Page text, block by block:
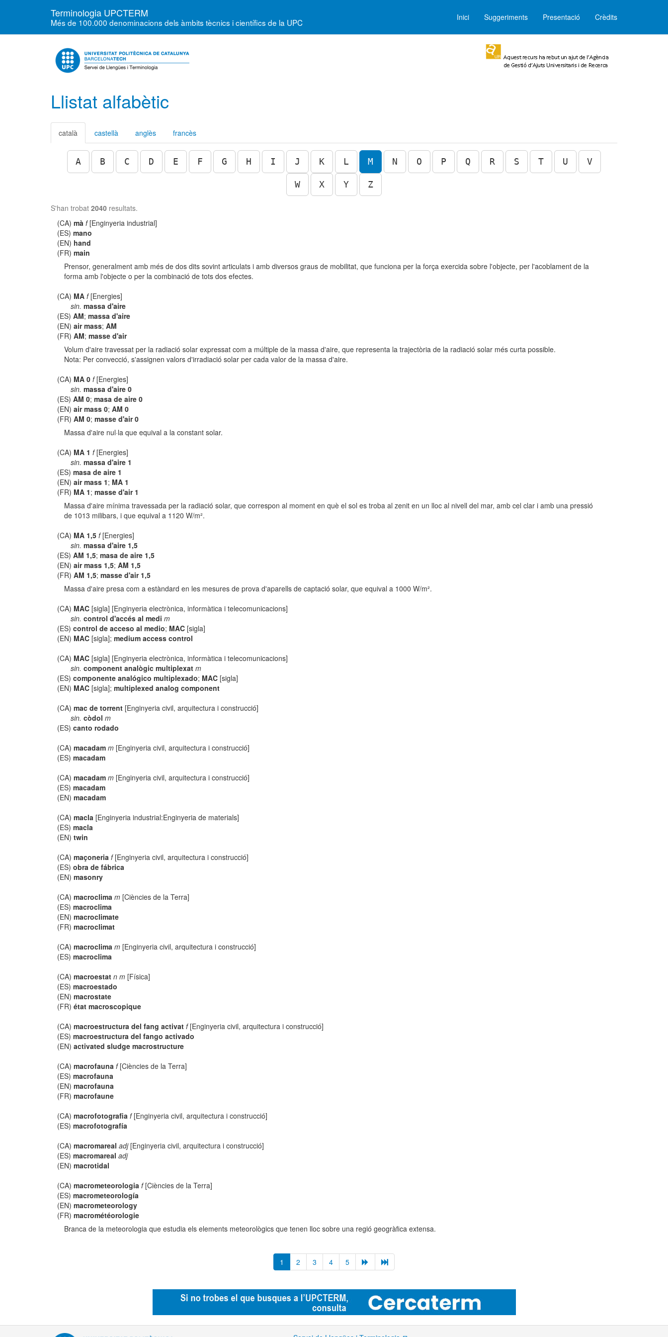
Terminologia UPCTERM
Més de 100.000 denominacions dels àmbits tècnics i científics de la UPC Inici Suggeriments Presentació Crèdits
Llistat alfabètic
català castellà anglès francès
A B C D E F G H I J K L M N O P Q R S T U V
W X Y Z
S'han trobat 2040 resultats.
(CA)mà f[Enginyeria industrial]
(ES)mano
(EN) hand
(FR)main
Prensor, generalment amb més de dos dits sovint articulats i amb diversos graus de mobilitat, que funciona per la força exercida sobre l'objecte, per l'acoblament de la
forma amb l'objecte o per la combinació de tots dos efectes.
(CA) MA f[Energies]
sin. massa d'aire
(ES)AM;massa d'aire
(EN)air mass;AM
(FR)AM;masse d'air
Volum d'aire travessat per la radiació solar expressat com a múltiple de la massa d'aire, que representa la trajectòria de la radiació solar més curta possible.
Nota: Per convecció, s'assignen valors d'irradiació solar per cada valor de la massa d'aire.
(CA) MA 0 f[Energies]
sin. massa d'aire 0
(ES)AM 0;masa de aire 0
(EN)air mass 0;AM 0
(FR)AM 0;masse d'air 0
Massa d'aire nul·la que equival a la constant solar.
(CA) MA 1 f[Energies]
sin. massa d'aire 1
(ES)masa de aire 1
(EN)air mass 1; MA 1
(FR) MA 1;masse d'air 1
Massa d'aire mínima travessada per la radiació solar, que correspon al moment en què el sol es troba al zenit en un lloc al nivell del mar, amb cel clar i amb una pressió
de 1013 milibars, i que equival a 1120 W/m².
(CA) MA 1,5 f[Energies]
sin. massa d'aire 1,5
(ES)AM 1,5;masa de aire 1,5
(EN)air mass 1,5;AM 1,5
(FR)AM 1,5;masse d'air 1,5
Massa d'aire presa com a estàndard en les mesures de prova d'aparells de captació solar, que equival a 1000 W/m².
(CA) MAC [sigla] [Enginyeria electrònica, informàtica i telecomunicacions]
sin. control d'accés al medi m
(ES)control de acceso al medio; MAC [sigla]
(EN) MAC [sigla];medium access control
(CA) MAC [sigla] [Enginyeria electrònica, informàtica i telecomunicacions]
sin. component analògic multiplexat m
(ES)componente analógico multiplexado; MAC [sigla]
(EN) MAC [sigla];multiplexed analog component
(CA)mac de torrent [Enginyeria civil, arquitectura i construcció]
sin. còdol m
(ES)canto rodado
(CA)macadam m [Enginyeria civil, arquitectura i construcció]
(ES)macadam
(CA)macadam m [Enginyeria civil, arquitectura i construcció]
(ES)macadam
(EN)macadam
(CA)macla [Enginyeria industrial:Enginyeria de materials]
(ES)macla
(EN)twin
(CA)maçoneria f[Enginyeria civil, arquitectura i construcció]
(ES)obra de fábrica
(EN)masonry
(CA)macroclima m [Ciències de la Terra]
(ES)macroclima
(EN)macroclimate
(FR)macroclimat
(CA)macroclima m [Enginyeria civil, arquitectura i construcció]
(ES)macroclima
(CA)macroestat n m [Física]
(ES)macroestado
(EN)macrostate
(FR)état macroscopique
(CA)macroestructura del fang activat f[Enginyeria civil, arquitectura i construcció]
(ES)macroestructura del fango activado
(EN)activated sludge macrostructure
(CA)macrofauna f[Ciències de la Terra]
(ES)macrofauna
(EN)macrofauna
(FR)macrofaune
(CA)macrofotografia f[Enginyeria civil, arquitectura i construcció]
(ES)macrofotografía
(CA)macromareal adj[Enginyeria civil, arquitectura i construcció]
(ES)macromareal adj
(EN)macrotidal
(CA)macrometeorologia f[Ciències de la Terra]
(ES)macrometeorología
(EN)macrometeorology
(FR)macrométéorologie
Branca de la meteorologia que estudia els elements meteorològics que tenen lloc sobre una regió geogràfica extensa.
1 2 3 4 5